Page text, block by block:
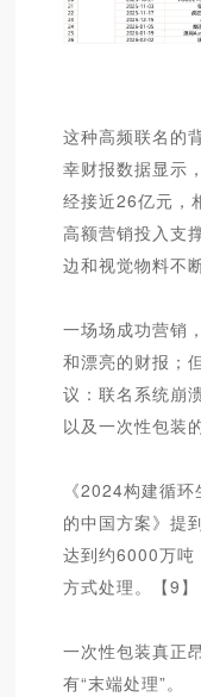
这种高频联名的
幸财报数据显示
经接近26亿元，
高额营销投入支
边和视觉物料不
一场场成功营销
和漂亮的财报；
议：联名系统崩
以及一次性包装
《2024构建循
的中国方案》提
达到约6000万吨
方式处理。【9】
一次性包装真正
有“末端处理”。